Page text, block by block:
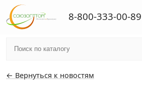
← Вернуться к новостям
8-800-333-00-89